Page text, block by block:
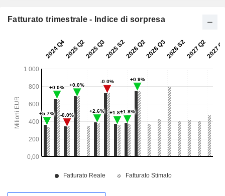
Fatturato trimestrale - Indice di sorpresa